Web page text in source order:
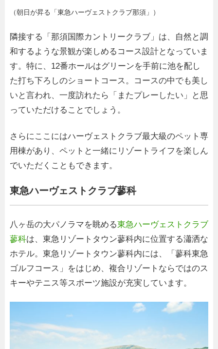
（朝日が昇る「東急ハーヴェストクラブ那須」）
隣接する「那須国際カントリークラブ」は、自然と調
和するような景観が楽しめるコース設計となっていま
す。特に、12番ホールはグリーンを手前に池を配し
た打ち下ろしのショートコース。コースの中でも美し
いと言われ、一度訪れたら「またプレーしたい」と思
っていただけることでしょう。
さらにここにはハーヴェストクラブ最大級のペット専
用棟があり、ペットと一緒にリゾートライフを楽しん
でいただくこともできます。
東急ハーヴェストクラブ蓼科
八ヶ岳の大パノラマを眺める東急ハーヴェストクラブ
蓼科は、東急リゾートタウン蓼科内に位置する瀟洒な
ホテル。東急リゾートタウン蓼科内には、「蓼科東急
ゴルフコース」をはじめ、複合リゾートならではのス
キーやテニス等スポーツ施設が充実しています。